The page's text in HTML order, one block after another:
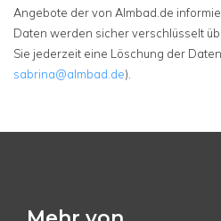
Angebote der von Almbad.de
Daten werden sicher verschlüsselt
Sie jederzeit eine Löschung der
sabrina@almbad.de).